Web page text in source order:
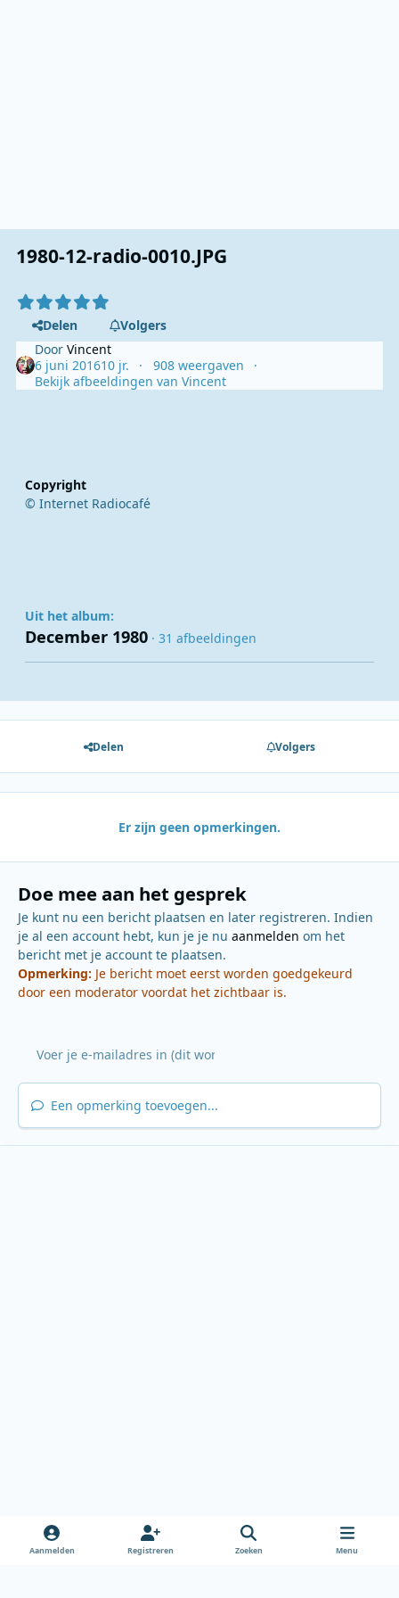
1980-12-radio-0010.JPG
Delen
Volgers
DoorVincent
6 juni 201610 jr.
908 weergaven
Bekijk afbeeldingen van Vincent
Copyright
© Internet Radiocafé
Uit het album:
December 1980 · 31 afbeeldingen
Delen Volgers
Er zijn geen opmerkingen.
Doe mee aan het gesprek
Je kunt nu een bericht plaatsen en later registreren. Indien
je al een account hebt, kun je je nu aanmelden om het
bericht met je account te plaatsen.
Opmerking: Je bericht moet eerst worden goedgekeurd
door een moderator voordat het zichtbaar is.
Een opmerking toevoegen...
Aanmelden Registreren Zoeken Menu